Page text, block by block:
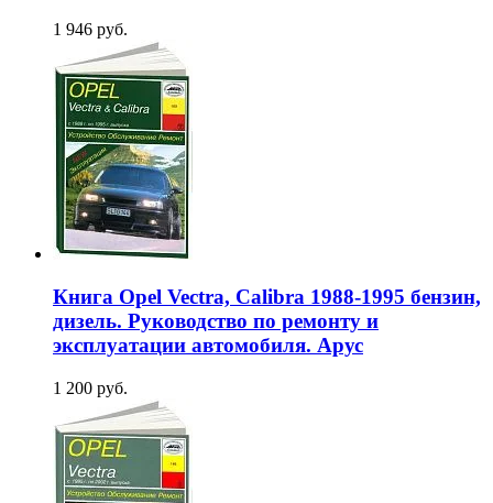
1 946 руб.
Книга Opel Vectra, Calibra 1988-1995 бензин,
дизель. Руководство по ремонту и
эксплуатации автомобиля. Арус
1 200 руб.